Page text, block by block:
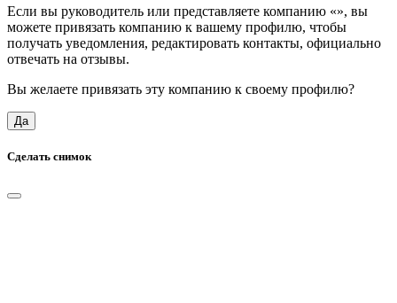
Если вы руководитель или представляете компанию «», вы
можете привязать компанию к вашему профилю, чтобы
получать уведомления, редактировать контакты, официально
отвечать на отзывы.
Вы желаете привязать эту компанию к своему профилю?
Да
Сделать снимок